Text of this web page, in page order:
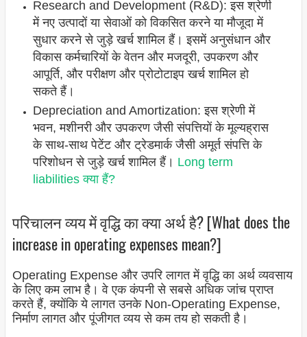
Research and Development (R&D): इस श्रेणी
में नए उत्पादों या सेवाओं को विकसित करने या मौजूदा में
सुधार करने से जुड़े खर्च शामिल हैं। इसमें अनुसंधान और
विकास कर्मचारियों के वेतन और मजदूरी, उपकरण और
आपूर्ति, और परीक्षण और प्रोटोटाइप खर्च शामिल हो
सकते हैं।
Depreciation and Amortization: इस श्रेणी में
भवन, मशीनरी और उपकरण जैसी संपत्तियों के मूल्यह्रास
के साथ-साथ पेटेंट और ट्रेडमार्क जैसी अमूर्त संपत्ति के
परिशोधन से जुड़े खर्च शामिल हैं। Long term
liabilities क्या हैं?
परिचालन व्यय में वृद्धि का क्या अर्थ है? [What does the
increase in operating expenses mean?]
Operating Expense और उपरि लागत में वृद्धि का अर्थ व्यवसाय
के लिए कम लाभ है। वे एक कंपनी से सबसे अधिक जांच प्राप्त
करते हैं, क्योंकि ये लागत उनके Non-Operating Expense,
निर्माण लागत और पूंजीगत व्यय से कम तय हो सकती है।